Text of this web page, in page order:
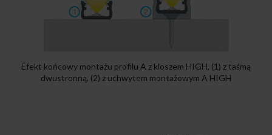
Efekt końcowy montażu profilu A z kloszem HIGH, (1) z taśmą
dwustronną, (2) z uchwytem montażowym A HIGH